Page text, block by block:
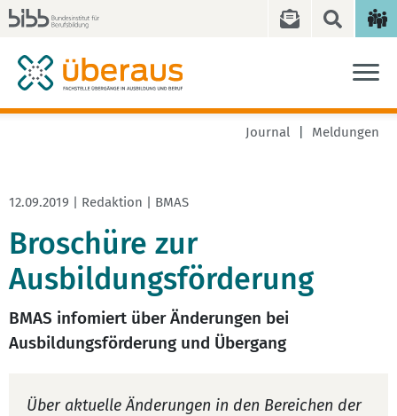
Journal Meldungen
12.09.2019 | Redaktion | BMAS
Broschüre zur
Ausbildungsförderung
BMAS infomiert über Änderungen bei
Ausbildungsförderung und Übergang
Über aktuelle Änderungen in den Bereichen der